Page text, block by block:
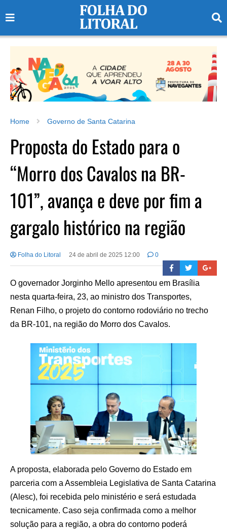
Home Governo de Santa Catarina
Proposta do Estado para o
“Morro dos Cavalos na BR-
101”, avança e deve por fim a
gargalo histórico na região
Folha do Litoral 24 de abril de 2025 12:00 0
O governador Jorginho Mello apresentou em Brasília
nesta quarta-feira, 23, ao ministro dos Transportes,
Renan Filho, o projeto do contorno rodoviário no trecho
da BR-101, na região do Morro dos Cavalos.
A proposta, elaborada pelo Governo do Estado em
parceria com a Assembleia Legislativa de Santa Catarina
(Alesc), foi recebida pelo ministério e será estudada
tecnicamente. Caso seja confirmada como a melhor
solução para a região, a obra do contorno poderá